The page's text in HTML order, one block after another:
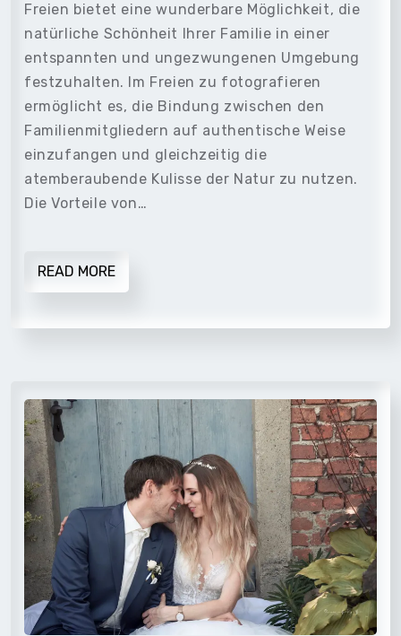
Freien bietet eine wunderbare Möglichkeit, die
natürliche Schönheit Ihrer Familie in einer
entspannten und ungezwungenen Umgebung
festzuhalten. Im Freien zu fotografieren
ermöglicht es, die Bindung zwischen den
Familienmitgliedern auf authentische Weise
einzufangen und gleichzeitig die
atemberaubende Kulisse der Natur zu nutzen.
Die Vorteile von…
READ MORE